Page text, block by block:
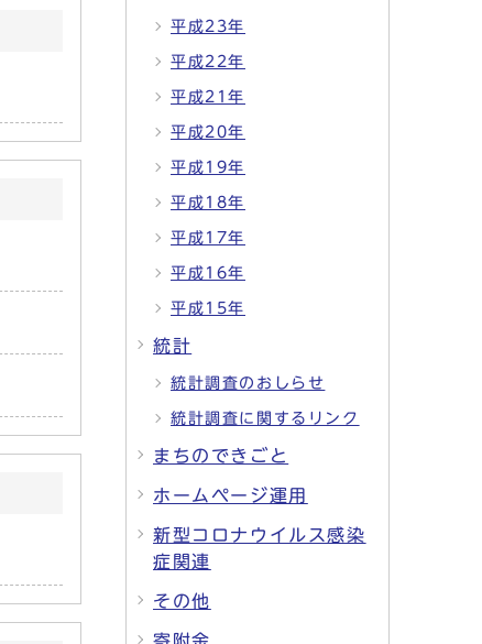
平成23年
平成22年
平成21年
平成20年
平成19年
平成18年
平成17年
平成16年
平成15年
統計
統計調査のおしらせ
統計調査に関するリンク
まちのできごと
ホームページ運用
新型コロナウイルス感染
症関連
その他